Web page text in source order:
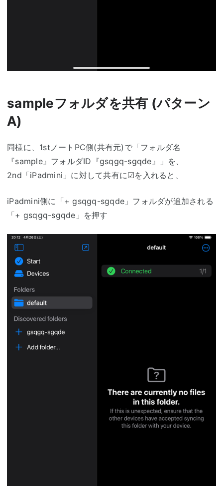
sampleフォルダを共有 (パターン
A)
同様に、1stノートPC側(共有元)で「フォルダ名
『sample』フォルダID『gsqgq-sgqde』」を、
2nd「iPadmini」に対して共有に☑を入れると、
iPadmini側に「+ gsqgq-sgqde」フォルダが追加される
「+ gsqgq-sgqde」を押す